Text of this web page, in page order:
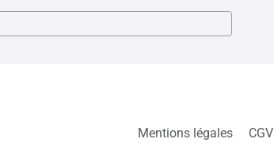
Mentions légales CGV